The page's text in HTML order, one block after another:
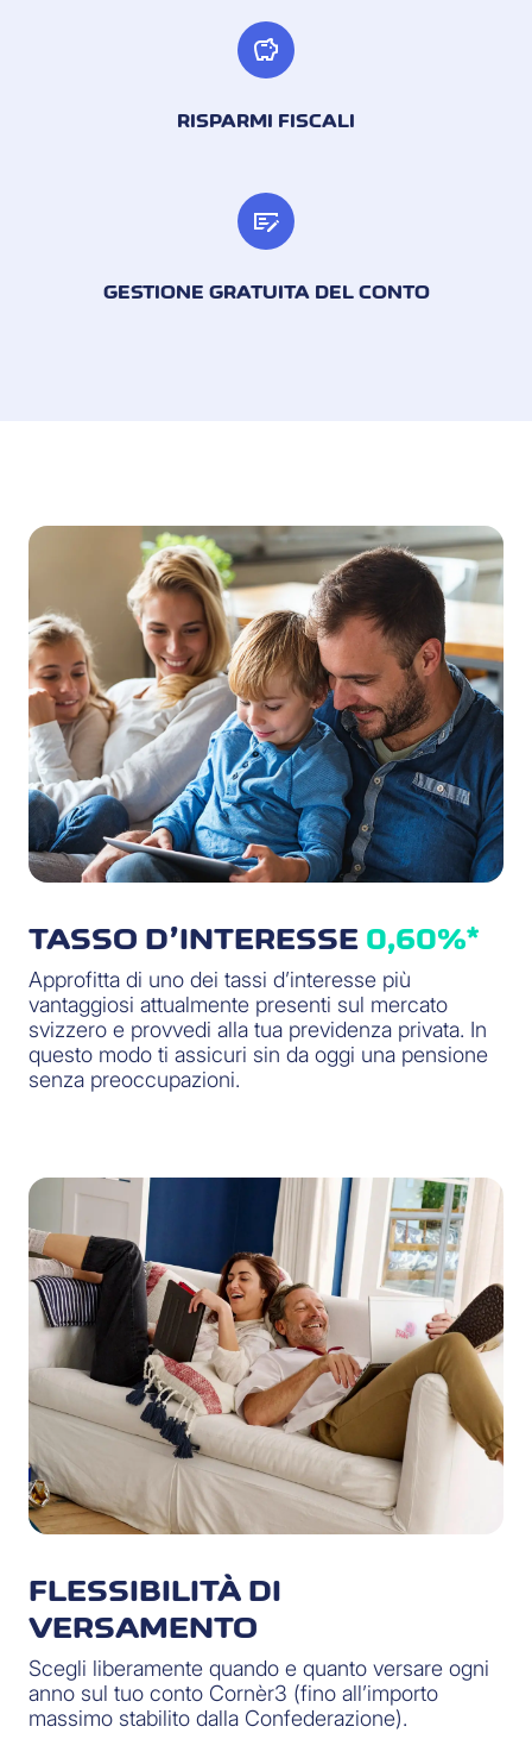
savings
RISPARMI FISCALI
checkbook
GESTIONE GRATUITA DEL CONTO
TASSO D’INTERESSE 0,60%*
Approfitta di uno dei tassi d’interesse più
vantaggiosi attualmente presenti sul mercato
svizzero e provvedi alla tua previdenza privata. In
questo modo ti assicuri sin da oggi una pensione
senza preoccupazioni.
FLESSIBILITÀ DI
VERSAMENTO
Scegli liberamente quando e quanto versare ogni
anno sul tuo conto Cornèr3 (fino all’importo
massimo stabilito dalla Confederazione).